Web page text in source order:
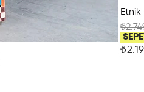
Etnik